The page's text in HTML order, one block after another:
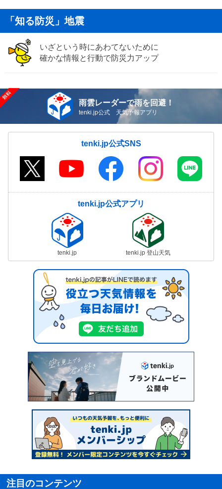
「知る防災」地震
いざという時にあわてないために
確かな情報と行動で防災力アップ
雨雲レーダーで雨を回避！
tenki.jp公式 天気予報アプリ
tenki.jp公式SNS
tenki.jp公式アプリ
tenki.jp tenki.jp 登山天気
注目のコンテンツ